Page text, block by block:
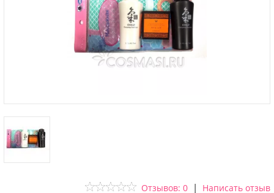
Отзывов: 0 | Написать отзыв